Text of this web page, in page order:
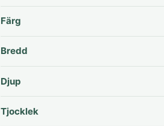
Färg
Bredd
Djup
Tjocklek